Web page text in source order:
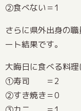
②食べない＝1
さらに県外出身の
ート結果です。
大晦日に食べる料理
①寿司 ＝2
②すき焼き＝0